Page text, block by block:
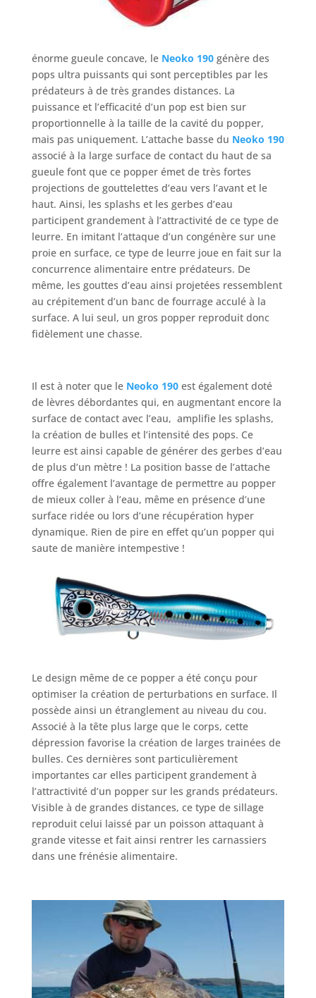
énorme gueule concave, le Neoko 190 génère des
pops ultra puissants qui sont perceptibles par les
prédateurs à de très grandes distances. La
puissance et l’efficacité d’un pop est bien sur
proportionnelle à la taille de la cavité du popper,
mais pas uniquement. L’attache basse du Neoko 190
associé à la large surface de contact du haut de sa
gueule font que ce popper émet de très fortes
projections de gouttelettes d’eau vers l’avant et le
haut. Ainsi, les splashs et les gerbes d’eau
participent grandement à l’attractivité de ce type de
leurre. En imitant l’attaque d’un congénère sur une
proie en surface, ce type de leurre joue en fait sur la
concurrence alimentaire entre prédateurs. De
même, les gouttes d’eau ainsi projetées ressemblent
au crépitement d’un banc de fourrage acculé à la
surface. A lui seul, un gros popper reproduit donc
fidèlement une chasse.
Il est à noter que le Neoko 190 est également doté
de lèvres débordantes qui, en augmentant encore la
surface de contact avec l’eau, amplifie les splashs,
la création de bulles et l’intensité des pops. Ce
leurre est ainsi capable de générer des gerbes d’eau
de plus d’un mètre ! La position basse de l’attache
offre également l’avantage de permettre au popper
de mieux coller à l’eau, même en présence d’une
surface ridée ou lors d’une récupération hyper
dynamique. Rien de pire en effet qu’un popper qui
saute de manière intempestive !
Le design même de ce popper a été conçu pour
optimiser la création de perturbations en surface. Il
possède ainsi un étranglement au niveau du cou.
Associé à la tête plus large que le corps, cette
dépression favorise la création de larges trainées de
bulles. Ces dernières sont particulièrement
importantes car elles participent grandement à
l’attractivité d’un popper sur les grands prédateurs.
Visible à de grandes distances, ce type de sillage
reproduit celui laissé par un poisson attaquant à
grande vitesse et fait ainsi rentrer les carnassiers
dans une frénésie alimentaire.